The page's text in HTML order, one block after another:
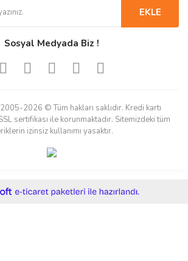
EKLE
Sosyal Medyada Biz !
2026 © Tüm hakları saklıdır. Kredi kartı
sertifikası ile korunmaktadır. Sitemizdeki tüm
izinsiz kullanımı yasaktır.
ideasoft
e-